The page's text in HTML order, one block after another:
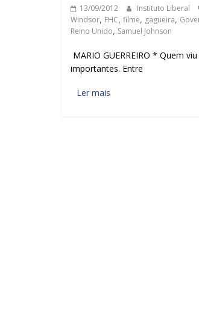
13/09/2012 Instituto Liberal
Windsor, FHC, filme, gagueira,
Reino Unido, Samuel Johnson
MARIO GUERREIRO * Quem
importantes. Entre
Ler mais